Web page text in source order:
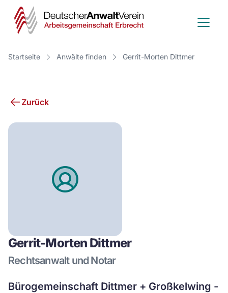
Deutscher
Anwalt
Verein
Startseite Anwälte finden Gerrit-Morten Dittmer
Zurück
Gerrit-Morten Dittmer
Rechtsanwalt und Notar
Bürogemeinschaft Dittmer + Großkelwing -